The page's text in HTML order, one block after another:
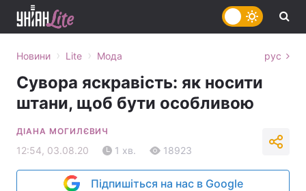
Новини › Lite › Мода рус
Сувора яскравість: як носити
штани, щоб бути особливою
ДІАНА МОГИЛЄВИЧ
12:54, 03.08.20 1 хв. 18923
Підпишіться на нас в Google